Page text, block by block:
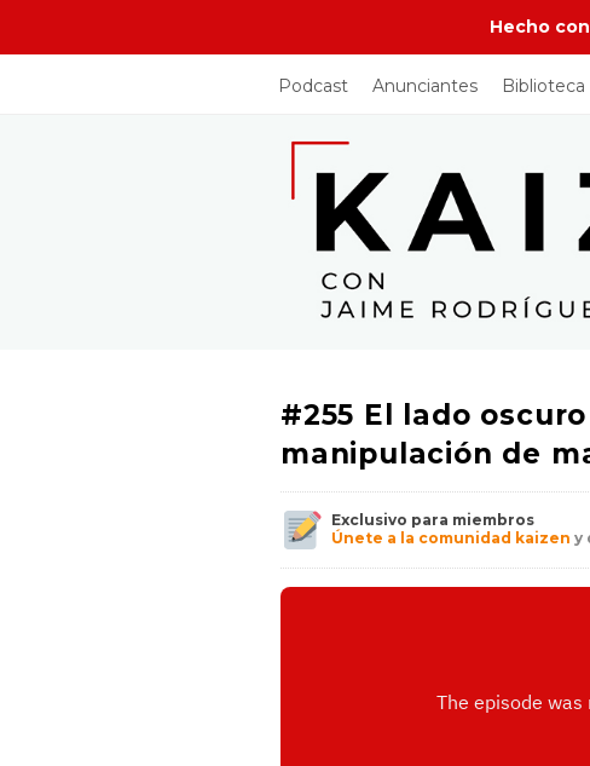
Hecho con
Podcast Anunciantes Biblioteca
J
a
m
R
o
d
#255 El lado
manipulación de
Exclusivo para miembros
Únete a la comunidad kaizen y